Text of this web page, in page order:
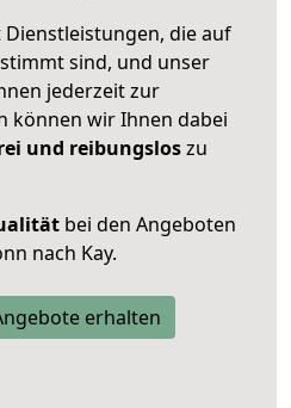
die auf
sind, und unser
jederzeit zur
können wir Ihnen dabei
und reibungsloszu
bei den Angeboten
nach Kay.
erhalten